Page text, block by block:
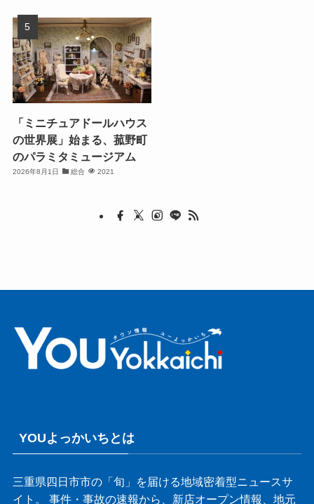
「ミニチュアドールハウス
の世界展」始まる、菰野町
のパラミタミュージアム
2026年8月1日 総合 2021
YOUよっかいちとは
三重県四日市市の「旬」を届ける地域密着型ニュースサ
イト。 事件・事故の速報から、新店オープン情報、地元